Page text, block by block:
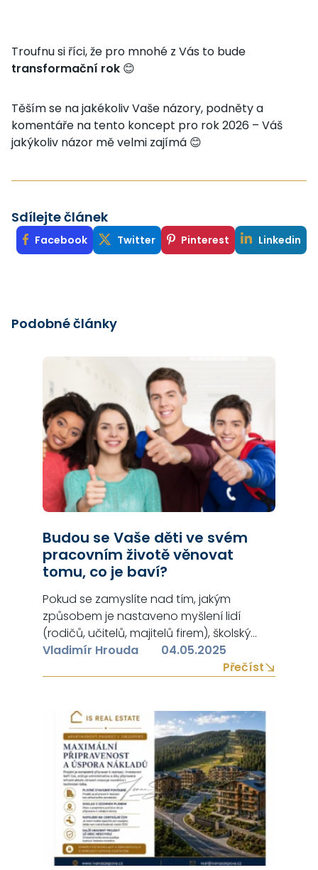
Troufnu si říci, že pro mnohé z Vás to bude
transformační rok 😊
Těším se na jakékoliv Vaše názory, podněty a
komentáře na tento koncept pro rok 2026 – Váš
jakýkoliv názor mě velmi zajímá 😊
Sdílejte článek
Facebook Twitter Pinterest Linkedin
Podobné články
Budou se Vaše děti ve svém
pracovním životě věnovat
tomu, co je baví?
Pokud se zamyslíte nad tím, jakým
způsobem je nastaveno myšlení lidí
(rodičů, učitelů, majitelů firem), školský
systém a firemní kultura, pravděpodobně
si odpovíte, že NE – Vaše děti se bohužel
příčinami současného stavu, ale hlavně i
nad možným řešením: Rodiče – mají…
Vladimír Hrouda
04.05.2025
Přečíst